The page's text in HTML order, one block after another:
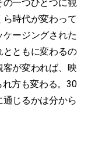
の一つひとつに観
時代が変わって
ージングされた
ともに変わるの
が変われば、映
方も変わる。30
じるかは分から